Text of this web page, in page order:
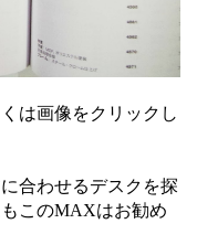
は画像をクリックし
合わせるデスクを探
このMAXはお勧め